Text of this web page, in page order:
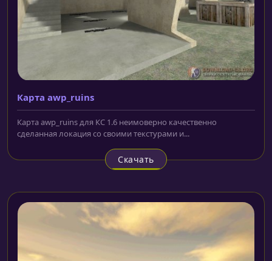
Карта awp_ruins
Карта awp_ruins для КС 1.6 неимоверно качественно
сделанная локация со своими текстурами и...
Скачать